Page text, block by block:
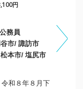
円
務員
谷市/ 諏訪市
松本市/ 塩尻市
和８年８月下